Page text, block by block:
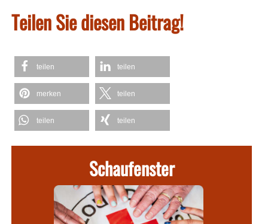
Teilen Sie diesen Beitrag!
teilen teilen
merken teilen
teilen teilen
Schaufenster